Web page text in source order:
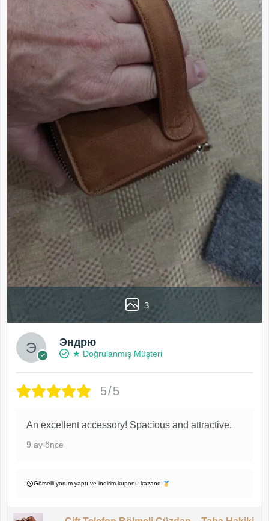
3
Эндрю
★ Doğrulanmış Müşteri
5/5
An excellent accessory! Spacious and attractive.
9 ay önce
Görselli yorum yaptı ve indirim kuponu kazandı